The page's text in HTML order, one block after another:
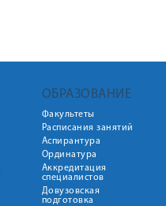
ОБРАЗОВАНИЕ
Факультеты
Расписания занятий
Аспирантура
Ординатура
Аккредитация
специалистов
Довузовская
подготовка